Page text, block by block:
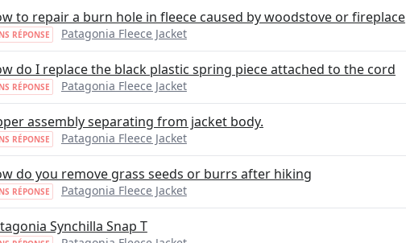
to repair a burn hole in fleece caused by woodstove or fireplace
RÉPONSE Patagonia Fleece Jacket
do I replace the black plastic spring piece attached to the cord
RÉPONSE Patagonia Fleece Jacket
assembly separating from jacket body.
RÉPONSE Patagonia Fleece Jacket
do you remove grass seeds or burrs after hiking
RÉPONSE Patagonia Fleece Jacket
Synchilla Snap T